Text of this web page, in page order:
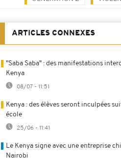
ARTICLES CONNEXES
"Saba Saba" : des manifestations
Kenya
08/07 - 11:51
Kenya : des élèves seront inculpées
école
25/06 - 11:41
Le Kenya signe avec une entreprise
Nairobi